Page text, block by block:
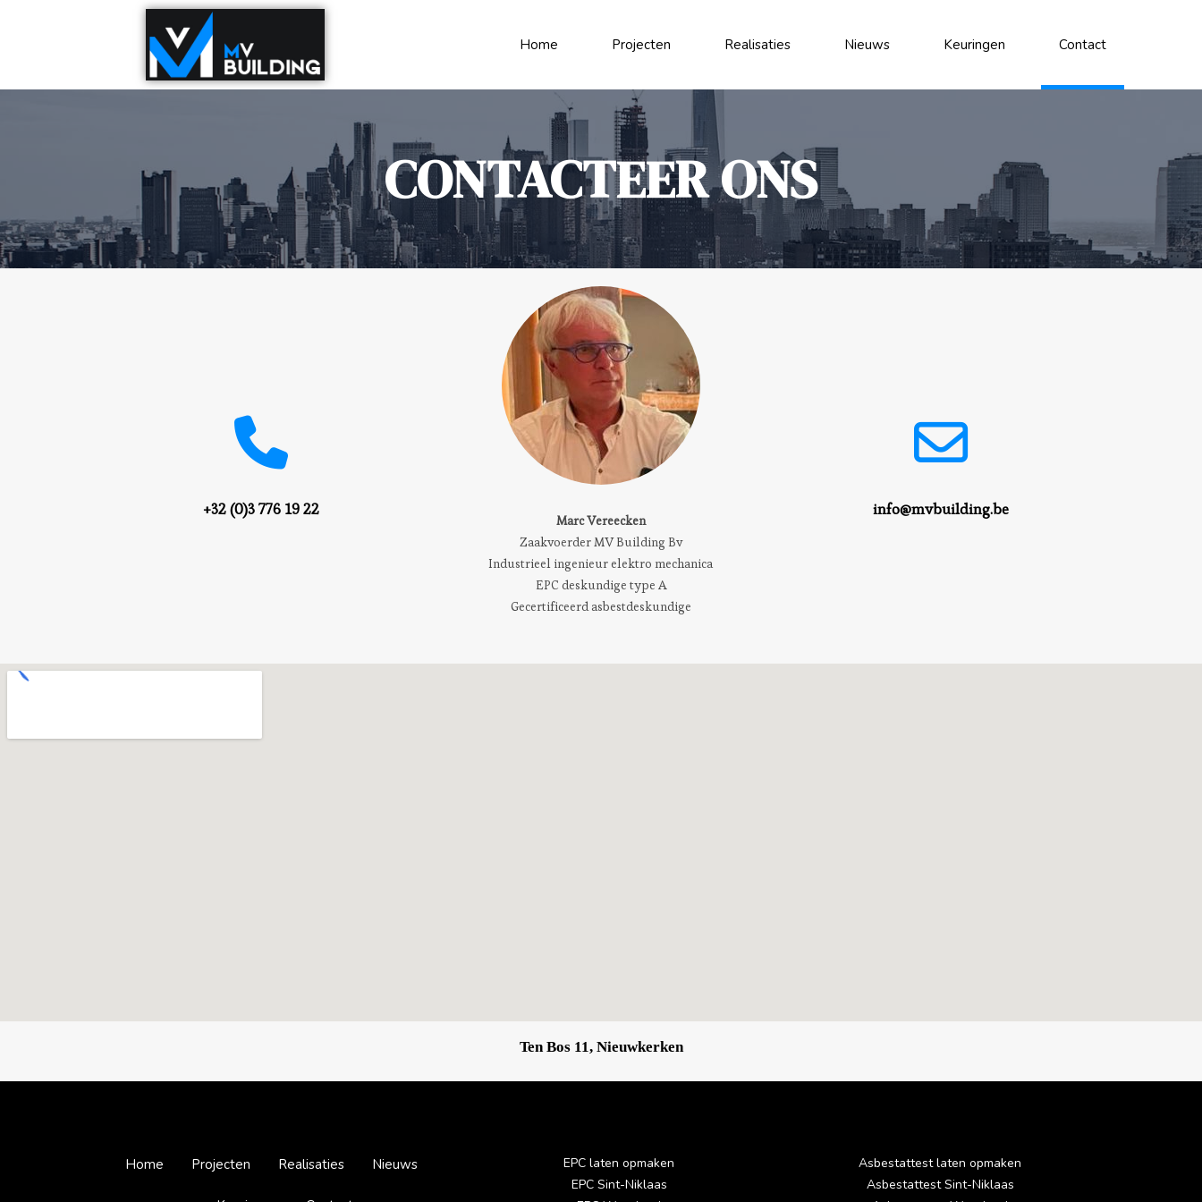
Home Projecten Realisaties Nieuws Keuringen Contact
CONTACTEER ONS
+32 (0)3 776 19 22
Marc Vereecken
Zaakvoerder MV Building Bv
Industrieel ingenieur elektro mechanica
EPC deskundige type A
Gecertificeerd asbestdeskundige
info@mvbuilding.be
Ten Bos 11, Nieuwkerken
Home Projecten Realisaties Nieuws
EPC laten opmaken
EPC Sint-Niklaas
Asbestattest laten opmaken
Asbestattest Sint-Niklaas